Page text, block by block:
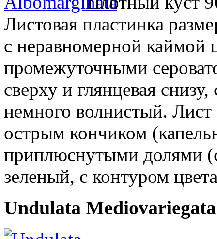
Листовая пластинка
с неравномерной каймой
промежуточными
сверху и глянцевая
немного волнистый.
острым кончиком
приплюснутыми долями
зеленый, с контуром
Undulata